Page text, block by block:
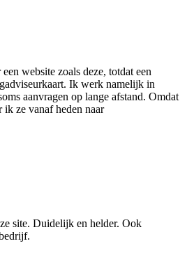
website zoals deze, totdat een
Ik werk namelijk in
aanvragen op lange afstand. Omdat
ze vanaf heden naar
site. Duidelijk en helder. Ook